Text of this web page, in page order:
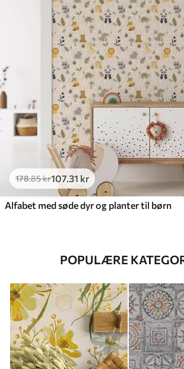
178.85kr107.31 kr
Alfabet med søde dyr og planter til børn
POPULÆRE